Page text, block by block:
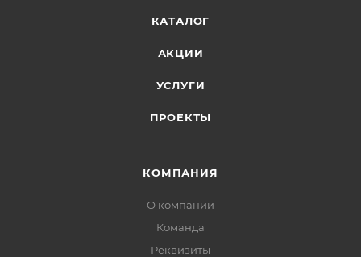
КАТАЛОГ
АКЦИИ
УСЛУГИ
ПРОЕКТЫ
КОМПАНИЯ
О компании
Команда
Реквизиты